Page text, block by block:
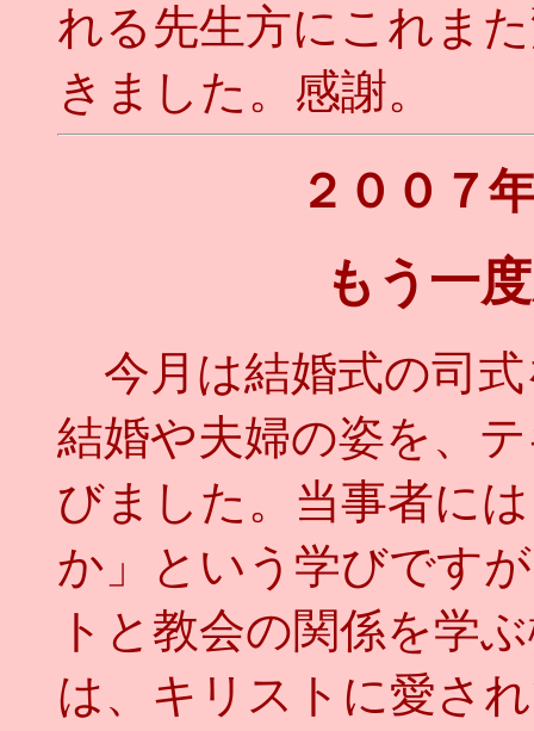
れる先生方にこれま
きました。感謝。
２００
もう一
今月は結婚式の司
結婚や夫婦の姿を、
びました。当事者に
か」という学びです
トと教会の関係を学
は、キリストに愛さ